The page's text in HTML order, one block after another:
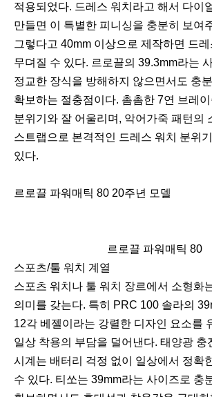
적용되었다. 드레스 워치라고 해서 다이
만들면 이 특별한 피니싱을 충분히 보여
그렇다고 40mm 이상으로 제작하면 드레
무뎌질 수 있다. 르로끌의 39.3mm라는
정교한 장식을 방해하지 않으면서도 충
확보하는 절충점이다. 촘촘한 7연 브레
분위기와 잘 어울리며, 악어가죽 패턴의
스트랩으로 본격적인 드레스 워치 분위
있다.
르로끌 파워매틱 80 20주년 모델
르로끌 파워매틱 80
이
전
다
음
스포츠/툴 워치 계열
스포츠 워치나 툴 워치 장르에서 소형화
의미를 갖는다. 특히 PRC 100 솔라의
12각 베젤이라는 강렬한 디자인 요소를
일상 착용의 부담을 덜어낸다. 태양광 충
시계는 배터리 걱정 없이 일상에서 정확
수 있다. 티쏘는 39mm라는 사이즈로 충